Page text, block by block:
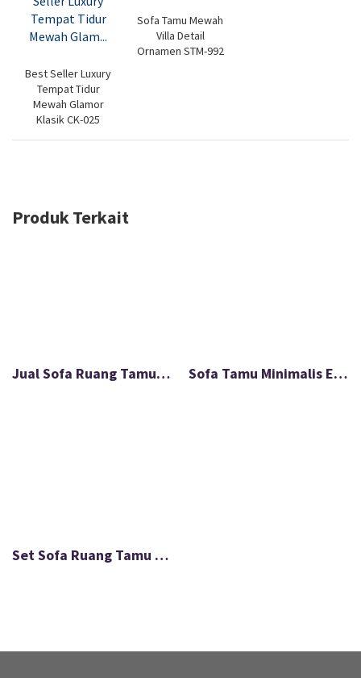
Best Seller Luxury
Tempat Tidur
Mewah Glamor
Klasik CK-025
Sofa Tamu Mewah
Villa Detail
Ornamen STM-992
Produk Terkait
Jual Sofa Ruang Tamu Jati Mewah Modern FS-053 Sofa Tamu Minimalis Ellequeen Stainless Full Smoke FS-032
Set Sofa Ruang Tamu Pristine Flow Minimalis Modern FS-055